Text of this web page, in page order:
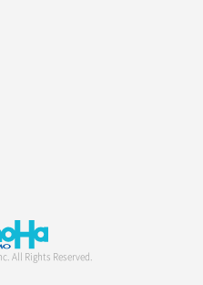
All Rights Reserved.